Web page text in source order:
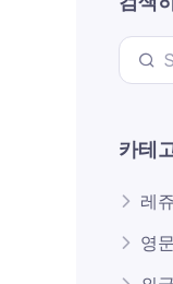
Search
카테
레
영